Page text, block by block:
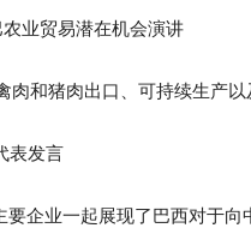
业贸易潜在机会演讲
和猪肉出口、可持续生产
表发言
企业一起展现了巴西对于